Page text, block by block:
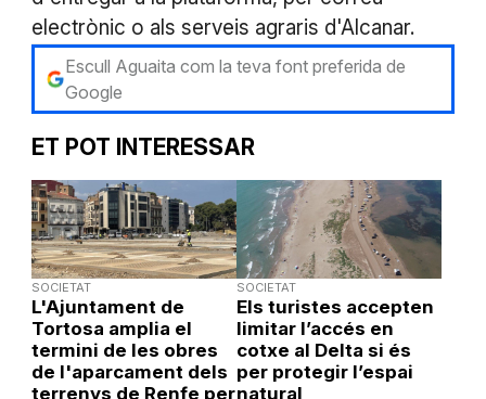
electrònic o als serveis agraris d'Alcanar.
Escull Aguaita com la teva font preferida de
Google
ET POT INTERESSAR
SOCIETAT
L'Ajuntament de
Tortosa amplia el
termini de les obres
de l'aparcament dels
terrenys de Renfe per
SOCIETAT
Els turistes accepten
limitar l’accés en
cotxe al Delta si és
per protegir l’espai
natural